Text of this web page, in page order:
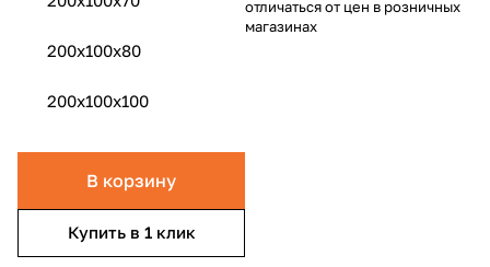
200x100x80
200x100x100
В корзину
Купить в 1 клик
отличаться от цен в розничных
магазинах